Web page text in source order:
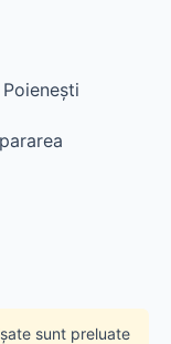
sunt preluate